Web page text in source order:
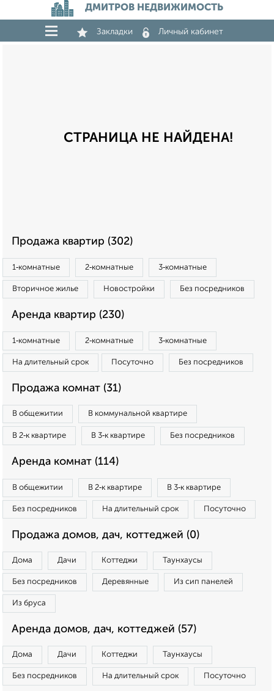
ДМИТРОВ НЕДВИЖИМОСТЬ
Закладки Личный кабинет
СТРАНИЦА НЕ НАЙДЕНА!
Продажа квартир (302)
1‑комнатные 2‑комнатные 3‑комнатные
Вторичное жилье Новостройки Без посредников
Аренда квартир (230)
1‑комнатные 2‑комнатные 3‑комнатные
На длительный срок Посуточно Без посредников
Продажа комнат (31)
В общежитии В коммунальной квартире
В 2‑к квартире В 3‑к квартире Без посредников
Аренда комнат (114)
В общежитии В 2‑к квартире В 3‑к квартире
Без посредников На длительный срок Посуточно
Продажа домов, дач, коттеджей (0)
Дома Дачи Коттеджи Таунхаусы
Без посредников Деревянные Из сип панелей
Из бруса
Аренда домов, дач, коттеджей (57)
Дома Дачи Коттеджи Таунхаусы
Без посредников На длительный срок Посуточно